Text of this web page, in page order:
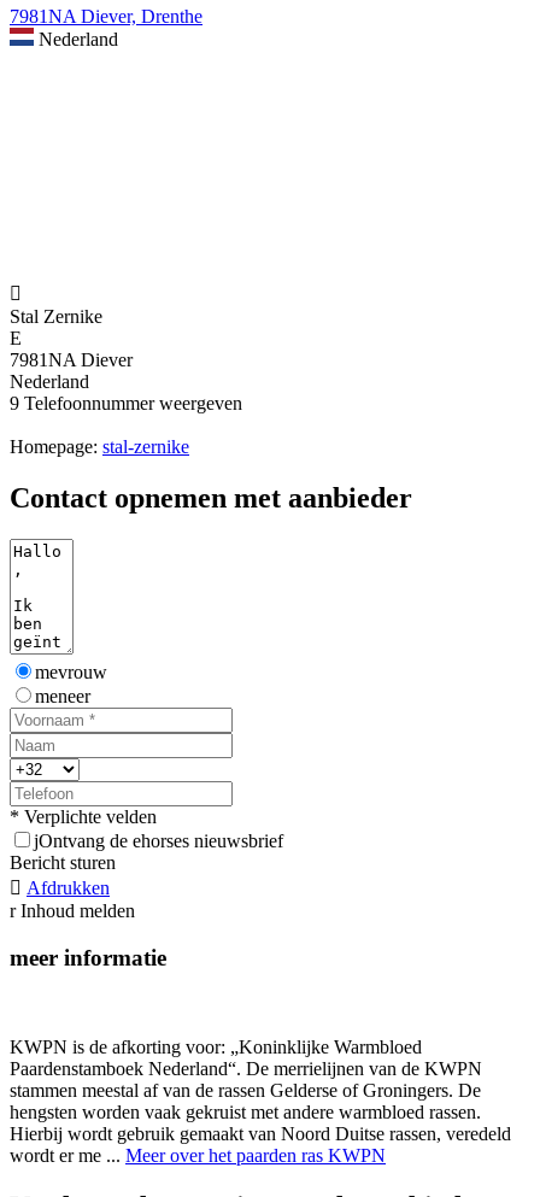
7981NA Diever, Drenthe
Nederland

Stal Zernike
E
7981NA Diever
Nederland
9 Telefoonnummer weergeven
Homepage: stal-zernike
Contact opnemen met aanbieder
mevrouw
meneer
* Verplichte velden
jOntvang de ehorses nieuwsbrief
Bericht sturen
 Afdrukken
r Inhoud melden
meer informatie
KWPN is de afkorting voor: „Koninklijke Warmbloed
Paardenstamboek Nederland“. De merrielijnen van de KWPN
stammen meestal af van de rassen Gelderse of Groningers. De
hengsten worden vaak gekruist met andere warmbloed rassen.
Hierbij wordt gebruik gemaakt van Noord Duitse rassen, veredeld
wordt er me ... Meer over het paarden ras KWPN